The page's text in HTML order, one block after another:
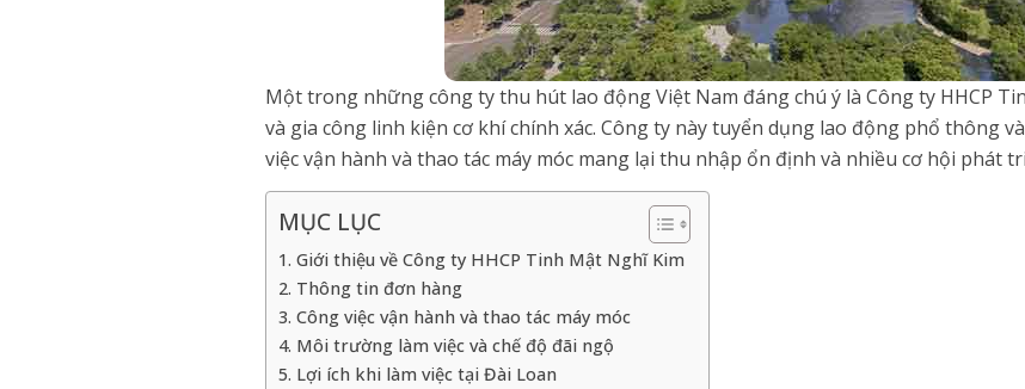
Một trong những công ty thu hút lao động Việt Nam đáng chú ý là Công ty HHCP
và gia công linh kiện cơ khí chính xác. Công ty này tuyển dụng lao động phổ thông và
việc vận hành và thao tác máy móc mang lại thu nhập ổn định và nhiều cơ hội phát
MỤC LỤC
1. Giới thiệu về Công ty HHCP Tinh Mật Nghĩ Kim
2. Thông tin đơn hàng
3. Công việc vận hành và thao tác máy móc
4. Môi trường làm việc và chế độ đãi ngộ
5. Lợi ích khi làm việc tại Đài Loan